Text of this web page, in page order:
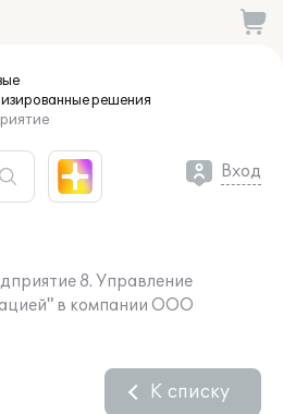
решения
Вход
8. Управление
в компании ООО
К списку